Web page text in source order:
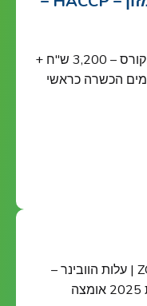
6,8,9/09/2026 | ZOOM | עלות הקורס – 3,200 ש"ח +
הכשרה כראשי
לאיכות הקורס
בארגונים
תוצרת
מזון ומשקאות,
8/9/2026 | 10:00-12:00 | ZOOM | עלות הוובינר –
300 ש"ח תיאור הוובינר – בתחילת 2025 אומצה